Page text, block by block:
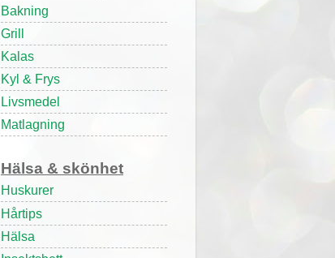
Bakning
Grill
Kalas
Kyl & Frys
Livsmedel
Matlagning
Hälsa & skönhet
Huskurer
Hårtips
Hälsa